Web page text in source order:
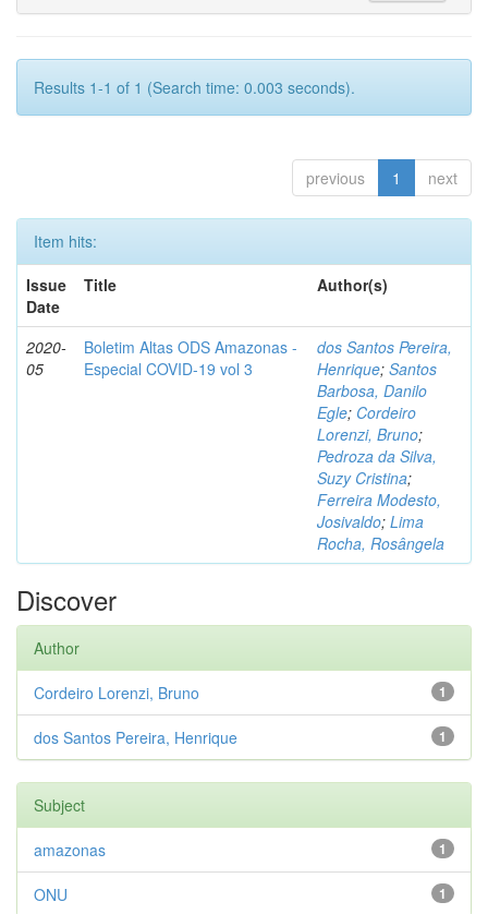
Results 1-1 of 1 (Search time: 0.003 seconds).
previous 1 next
Item hits:
Issue
Date
Title Author(s)
2020-
05
Boletim Altas ODS Amazonas -
Especial COVID-19 vol 3
dos Santos Pereira,
Henrique; Santos
Barbosa, Danilo
Egle; Cordeiro
Lorenzi, Bruno;
Pedroza da Silva,
Suzy Cristina;
Ferreira Modesto,
Josivaldo; Lima
Rocha, Rosângela
Discover
Author
1
Cordeiro Lorenzi, Bruno
1
dos Santos Pereira, Henrique
Subject
1
amazonas
1
ONU